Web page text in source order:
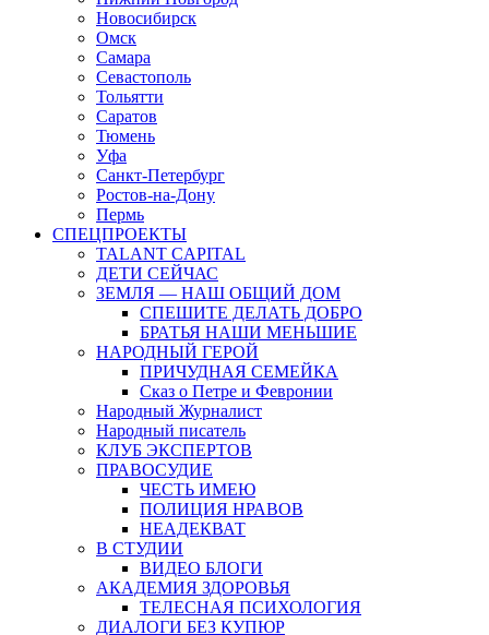
Новосибирск
Омск
Самара
Севастополь
Тольятти
Саратов
Тюмень
Уфа
Санкт-Петербург
Ростов-на-Дону
Пермь
СПЕЦПРОЕКТЫ
TALANT CAPITAL
ДЕТИ СЕЙЧАС
ЗЕМЛЯ — НАШ ОБЩИЙ ДОМ
СПЕШИТЕ ДЕЛАТЬ ДОБРО
БРАТЬЯ НАШИ МЕНЬШИЕ
НАРОДНЫЙ ГЕРОЙ
ПРИЧУДНАЯ СЕМЕЙКА
Сказ о Петре и Февронии
Народный Журналист
Народный писатель
КЛУБ ЭКСПЕРТОВ
ПРАВОСУДИЕ
ЧЕСТЬ ИМЕЮ
ПОЛИЦИЯ НРАВОВ
НЕАДЕКВАТ
В СТУДИИ
ВИДЕО БЛОГИ
АКАДЕМИЯ ЗДОРОВЬЯ
ТЕЛЕСНАЯ ПСИХОЛОГИЯ
ДИАЛОГИ БЕЗ КУПЮР